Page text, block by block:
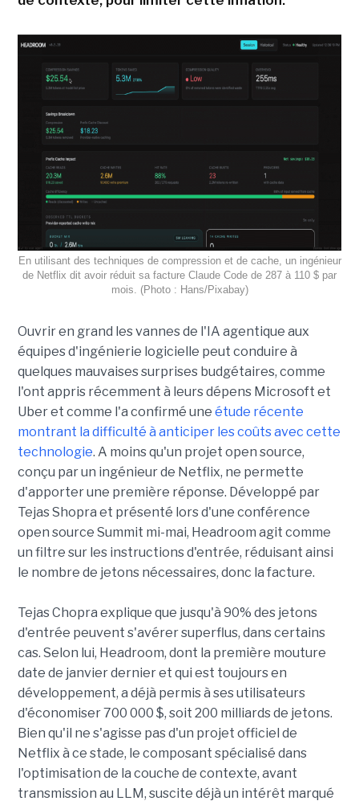
En utilisant des techniques de compression et de cache, un ingénieur
de Netflix dit avoir réduit sa facture Claude Code de 287 à 110 $ par
mois. (Photo : Hans/Pixabay)
Ouvrir en grand les vannes de l'IA agentique aux
équipes d'ingénierie logicielle peut conduire à
quelques mauvaises surprises budgétaires, comme
l'ont appris récemment à leurs dépens Microsoft et
Uber et comme l'a confirmé une étude récente
montrant la difficulté à anticiper les coûts avec cette
technologie. A moins qu'un projet open source,
conçu par un ingénieur de Netflix, ne permette
d'apporter une première réponse. Développé par
Tejas Shopra et présenté lors d'une conférence
open source Summit mi-mai, Headroom agit comme
un filtre sur les instructions d'entrée, réduisant ainsi
le nombre de jetons nécessaires, donc la facture.
Tejas Chopra explique que jusqu'à 90% des jetons
d'entrée peuvent s'avérer superflus, dans certains
cas. Selon lui, Headroom, dont la première mouture
date de janvier dernier et qui est toujours en
développement, a déjà permis à ses utilisateurs
d'économiser 700 000 $, soit 200 milliards de jetons.
Bien qu'il ne s'agisse pas d'un projet officiel de
Netflix à ce stade, le composant spécialisé dans
l'optimisation de la couche de contexte, avant
transmission au LLM, suscite déjà un intérêt marqué